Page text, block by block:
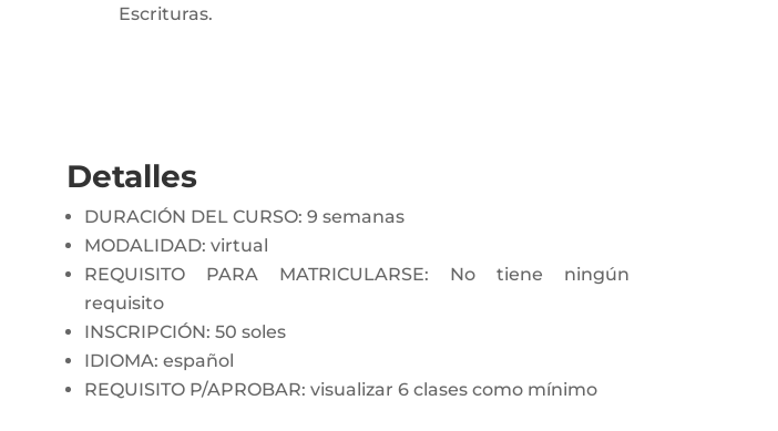
Escrituras.
Detalles
DURACIÓN DEL CURSO: 9 semanas
MODALIDAD: virtual
REQUISITO PARA MATRICULARSE: No tiene ningún
requisito
INSCRIPCIÓN: 50 soles
IDIOMA: español
REQUISITO P/APROBAR: visualizar 6 clases como mínimo